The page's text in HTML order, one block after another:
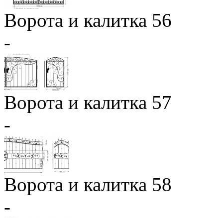
Ворота и калитка 56
-
Ворота и калитка 57
-
Ворота и калитка 58
-